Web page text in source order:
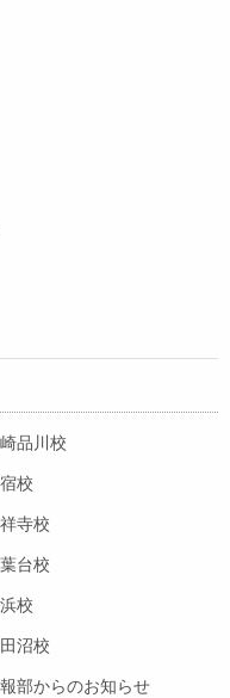
品川校
校
寺校
台校
校
沼校
部からのお知らせ